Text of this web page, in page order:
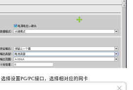
择设置PG/PC接口，选择相对应的网卡